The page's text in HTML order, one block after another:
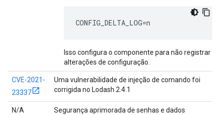
CONFIG_DELTA_LOG=n
Isso configura o componente para não registrar
alterações de configuração.
CVE-2021-
23337
Uma vulnerabilidade de injeção de comando foi
corrigida no Lodash 2.4.1
N/A
Segurança aprimorada de senhas e dados